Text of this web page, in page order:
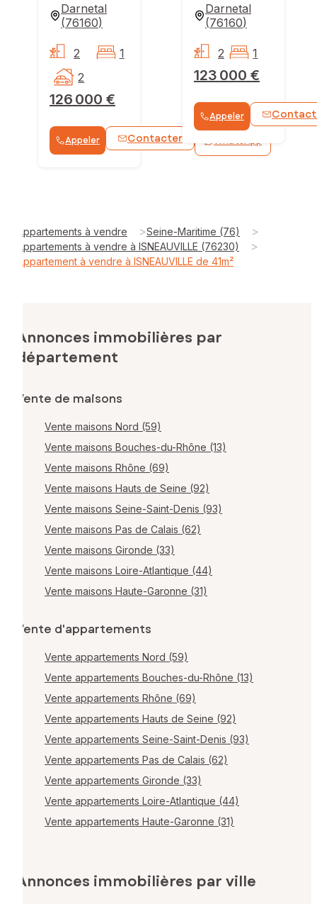
Darnetal
(76160)
126 000 €
2
1
2
Appeler Contacter WhatsApp
Darnetal
(76160)
123 000 €
2 1
Appeler
Appartements à vendre >Seine-Maritime (76) >
Appartements à vendre à ISNEAUVILLE (76230) >
Appartement à vendre à ISNEAUVILLE de 41m²
Annonces immobilières par
département
Vente de maisons
Vente maisons Nord (59)
Vente maisons Bouches-du-Rhône (13)
Vente maisons Rhône (69)
Vente maisons Hauts de Seine (92)
Vente maisons Seine-Saint-Denis (93)
Vente maisons Pas de Calais (62)
Vente maisons Gironde (33)
Vente maisons Loire-Atlantique (44)
Vente maisons Haute-Garonne (31)
Vente d'appartements
Vente appartements Nord (59)
Vente appartements Bouches-du-Rhône (13)
Vente appartements Rhône (69)
Vente appartements Hauts de Seine (92)
Vente appartements Seine-Saint-Denis (93)
Vente appartements Pas de Calais (62)
Vente appartements Gironde (33)
Vente appartements Loire-Atlantique (44)
Vente appartements Haute-Garonne (31)
Annonces immobilières par ville